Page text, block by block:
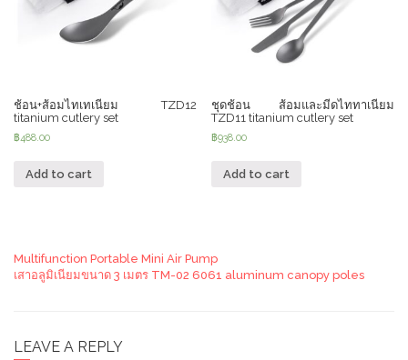
ช้อน+ส้อมไทเทเนียม TZD12
titanium cutlery set
฿488.00
Add to cart
ชุดช้อน ส้อมและมีดไททาเนียม
TZD11 titanium cutlery set
฿938.00
Add to cart
Multifunction Portable Mini Air Pump
เสาอลูมิเนียมขนาด 3 เมตร TM-02 6061 aluminum canopy poles
LEAVE A REPLY